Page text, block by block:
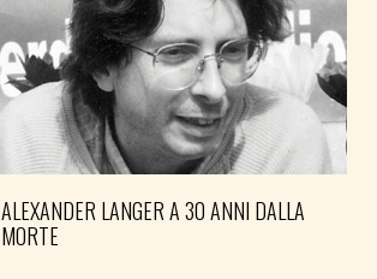
ALEXANDER LANGER A 30 ANNI DALLA
MORTE